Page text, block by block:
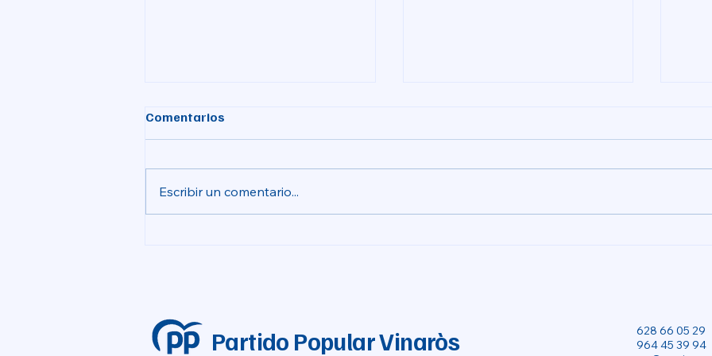
Comentarios
Escribir un comentario...
Partido Popular Vinaròs
628 66 05 29
964 45 39 94